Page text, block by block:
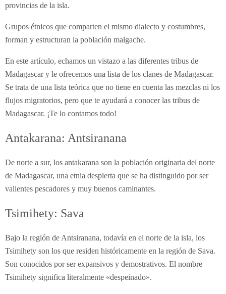
provincias de la isla.
Grupos étnicos que comparten el mismo dialecto y costumbres,
forman y estructuran la población malgache.
En este artículo, echamos un vistazo a las diferentes tribus de
Madagascar y le ofrecemos una lista de los clanes de Madagascar.
Se trata de una lista teórica que no tiene en cuenta las mezclas ni los
flujos migratorios, pero que te ayudará a conocer las tribus de
Madagascar. ¡Te lo contamos todo!
Antakarana: Antsiranana
De norte a sur, los antakarana son la población originaria del norte
de Madagascar, una etnia despierta que se ha distinguido por ser
valientes pescadores y muy buenos caminantes.
Tsimihety: Sava
Bajo la región de Antsiranana, todavía en el norte de la isla, los
Tsimihety son los que residen históricamente en la región de Sava.
Son conocidos por ser expansivos y demostrativos. El nombre
Tsimihety significa literalmente «despeinado».